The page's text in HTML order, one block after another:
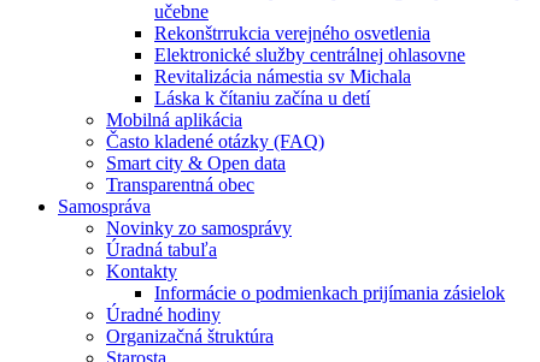
učebne
Rekonštrrukcia verejného osvetlenia
Elektronické služby centrálnej ohlasovne
Revitalizácia námestia sv Michala
Láska k čítaniu začína u detí
Mobilná aplikácia
Často kladené otázky (FAQ)
Smart city & Open data
Transparentná obec
Samospráva
Novinky zo samosprávy
Úradná tabuľa
Kontakty
Informácie o podmienkach prijímania zásielok
Úradné hodiny
Organizačná štruktúra
Starosta